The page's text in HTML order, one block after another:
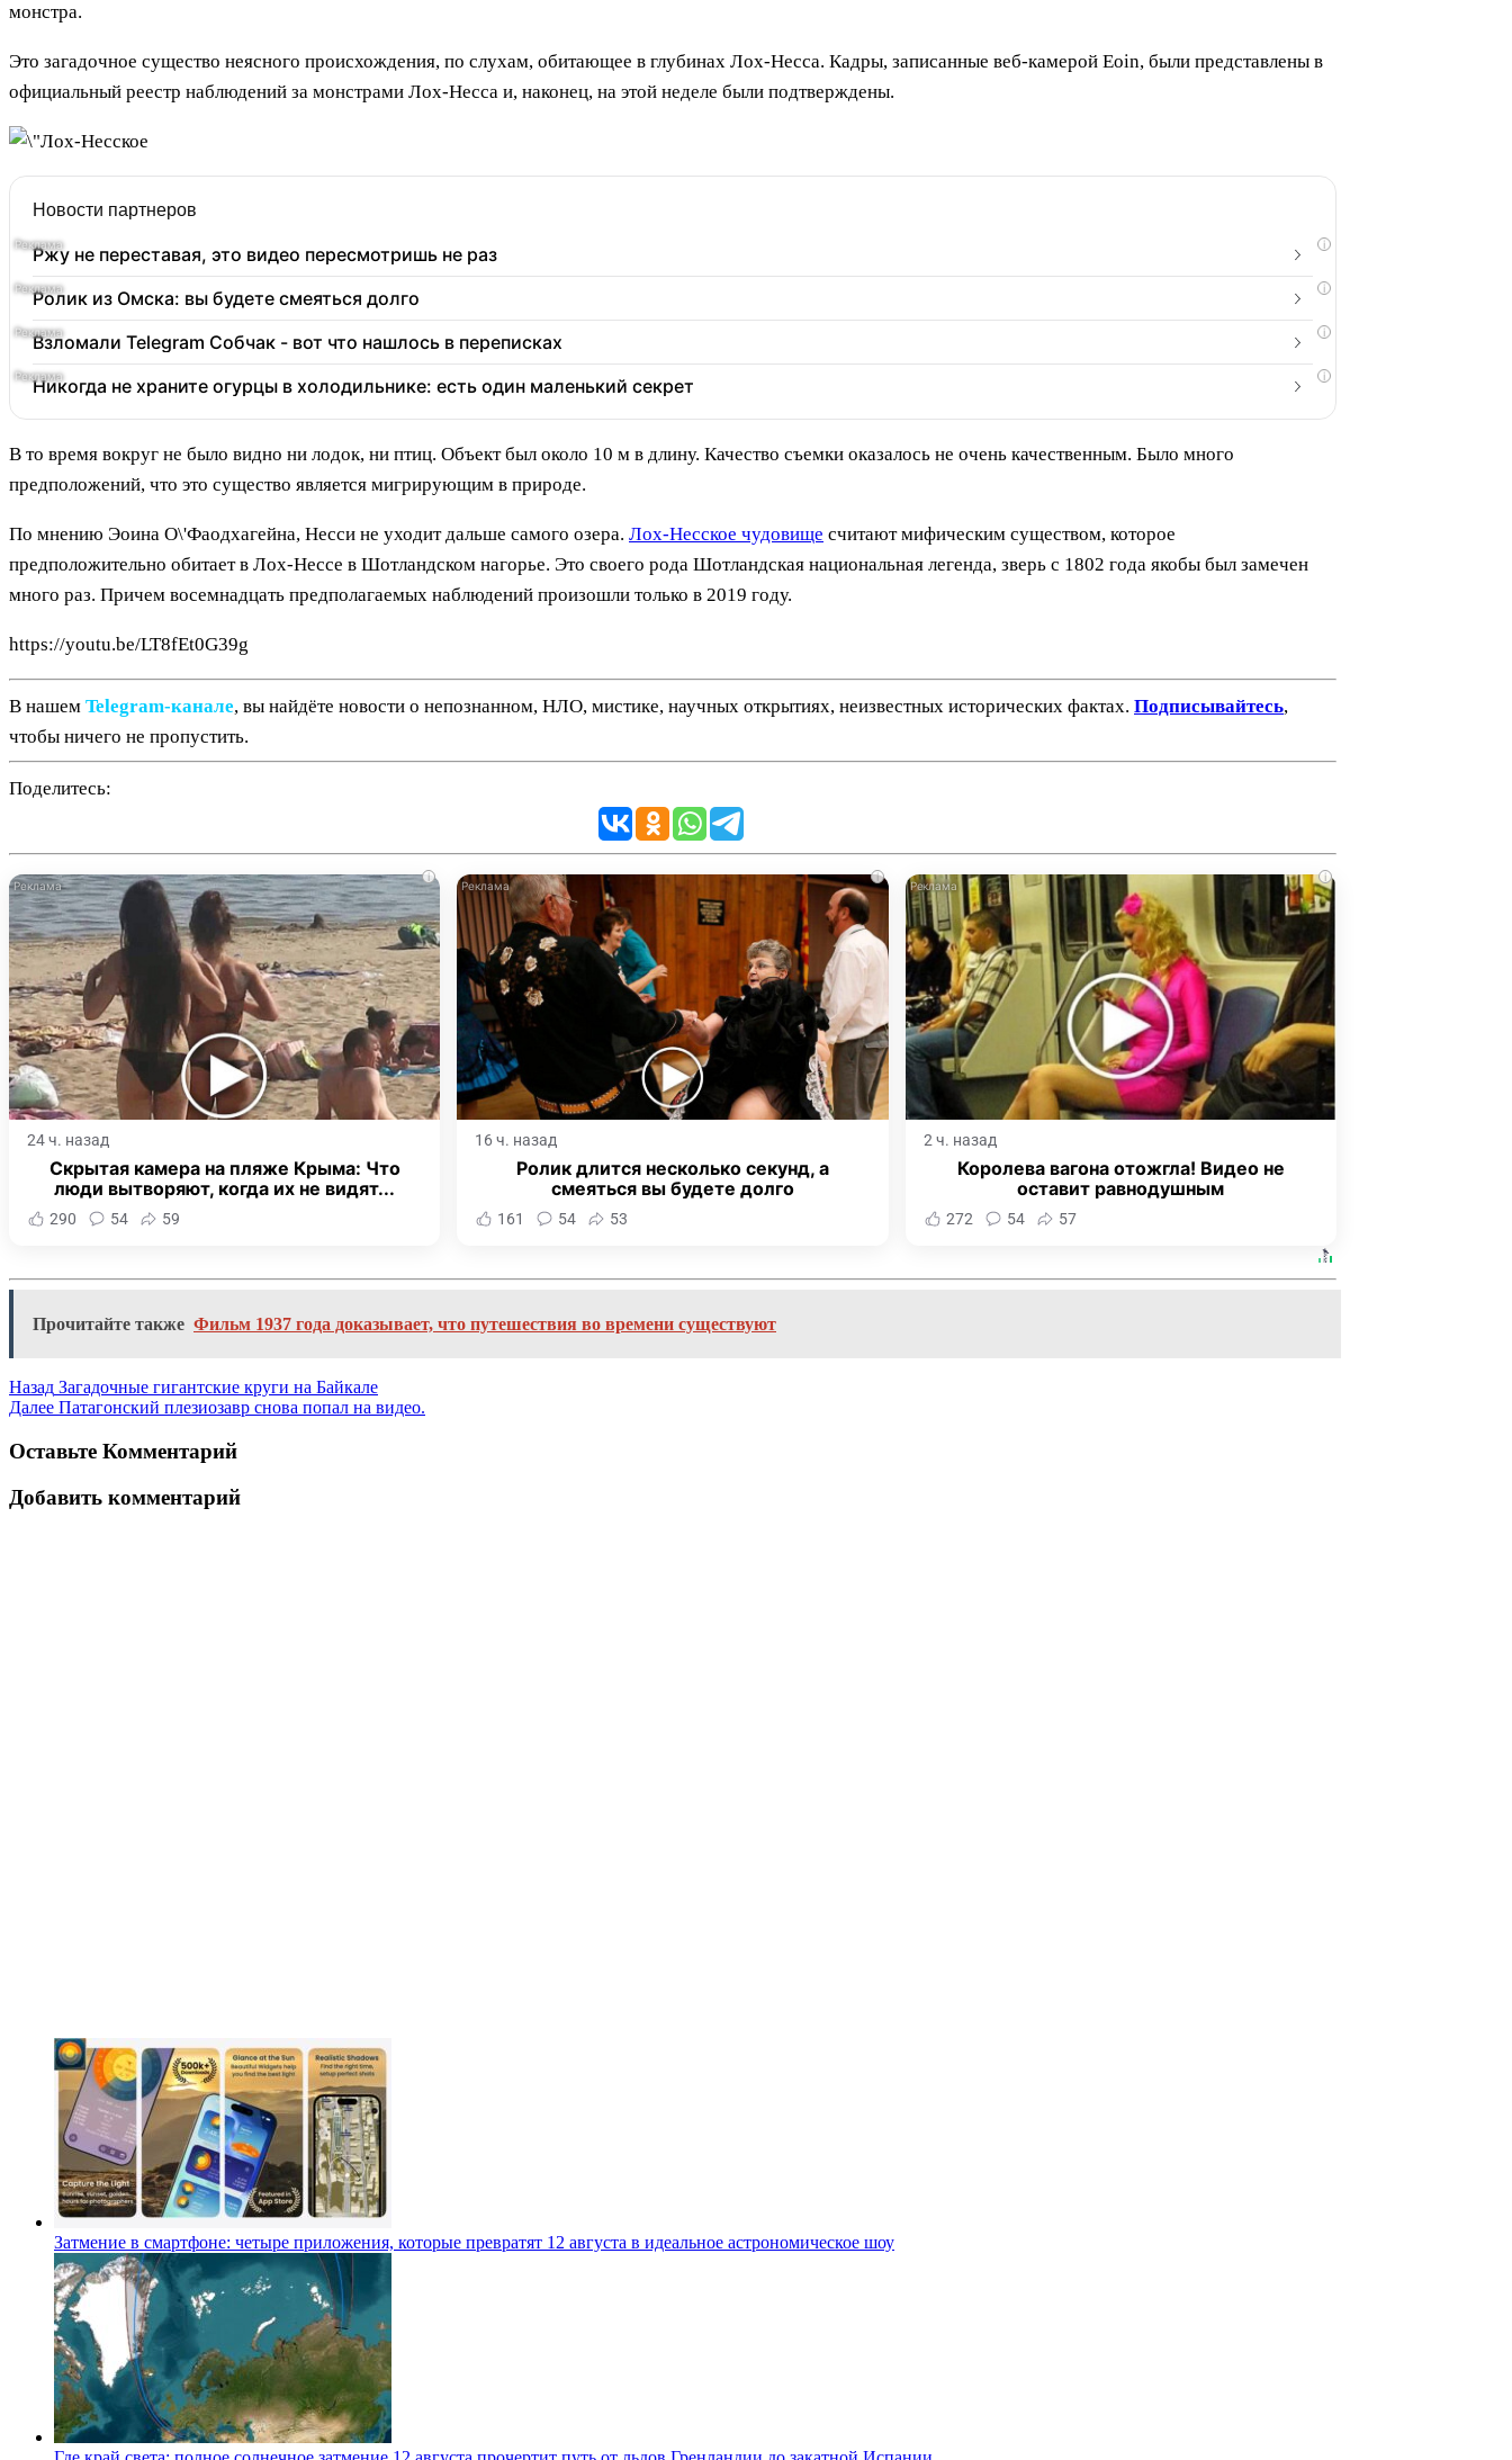
монстра.
Это загадочное существо неясного происхождения, по слухам, обитающее в глубинах Лох-Несса. Кадры, записанные веб-камерой Eoin, были представлены в
официальный реестр наблюдений за монстрами Лох-Несса и, наконец, на этой неделе были подтверждены.
Новости партнеров
i
Ржу не переставая, это видео пересмотришь не раз
i
Ролик из Омска: вы будете смеяться долго
i
Взломали Telegram Собчак - вот что нашлось в переписках
i
Никогда не храните огурцы в холодильнике: есть один маленький секрет
В то время вокруг не было видно ни лодок, ни птиц. Объект был около 10 м в длину. Качество съемки оказалось не очень качественным. Было много
предположений, что это существо является мигрирующим в природе.
По мнению Эоина О\'Фаодхагейна, Несси не уходит дальше самого озера. Лох-Несское чудовище считают мифическим существом, которое
предположительно обитает в Лох-Нессе в Шотландском нагорье. Это своего рода Шотландская национальная легенда, зверь с 1802 года якобы был замечен
много раз. Причем восемнадцать предполагаемых наблюдений произошли только в 2019 году.
https://youtu.be/LT8fEt0G39g
В нашем Telegram‑канале, вы найдёте новости о непознанном, НЛО, мистике, научных открытиях, неизвестных исторических фактах. Подписывайтесь,
чтобы ничего не пропустить.
Поделитесь:
i
24 ч. назад
Скрытая камера на пляже Крыма: Что
люди вытворяют, когда их не видят...
290 54 59
i
16 ч. назад
Ролик длится несколько секунд, а
смеяться вы будете долго
161 54 53
i
2 ч. назад
Королева вагона отожгла! Видео не
оставит равнодушным
272 54 57
Прочитайте также Фильм 1937 года доказывает, что путешествия во времени существуют
Назад Загадочные гигантские круги на Байкале
Далее Патагонский плезиозавр снова попал на видео.
Оставьте Комментарий
Добавить комментарий
Затмение в смартфоне: четыре приложения, которые превратят 12 августа в идеальное астрономическое шоу